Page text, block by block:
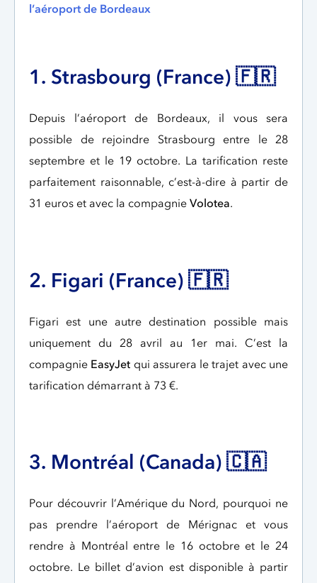
l’aéroport de Bordeaux
1. Strasbourg (France) 🇫🇷
Depuis l’aéroport de Bordeaux, il vous sera
possible de rejoindre Strasbourg entre le 28
septembre et le 19 octobre. La tarification reste
parfaitement raisonnable, c’est-à-dire à partir de
31 euros et avec la compagnie Volotea.
2. Figari (France) 🇫🇷
Figari est une autre destination possible mais
uniquement du 28 avril au 1er mai. C’est la
compagnie EasyJet qui assurera le trajet avec une
tarification démarrant à 73 €.
3. Montréal (Canada) 🇨🇦
Pour découvrir l’Amérique du Nord, pourquoi ne
pas prendre l’aéroport de Mérignac et vous
rendre à Montréal entre le 16 octobre et le 24
octobre. Le billet d’avion est disponible à partir